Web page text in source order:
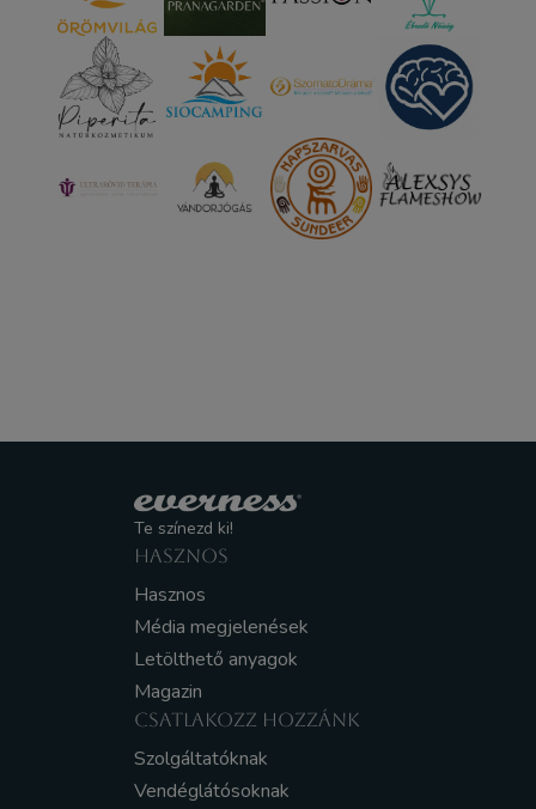
Te színezd ki!
HASZNOS
Hasznos
Média megjelenések
Letölthető anyagok
Magazin
CSATLAKOZZ HOZZÁNK
Szolgáltatóknak
Vendéglátósoknak